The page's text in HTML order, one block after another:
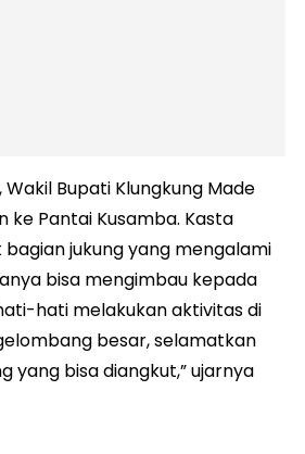
Bupati Klungkung Made
ke Pantai Kusamba. Kasta
jukung yang mengalami
bisa mengimbau kepada
hati melakukan aktivitas di
besar, selamatkan
yang bisa diangkut,” ujarnya